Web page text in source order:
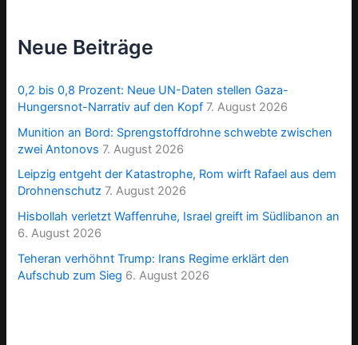
Neue Beiträge
0,2 bis 0,8 Prozent: Neue UN-Daten stellen Gaza-
Hungersnot-Narrativ auf den Kopf 7. August 2026
Munition an Bord: Sprengstoffdrohne schwebte zwischen
zwei Antonovs 7. August 2026
Leipzig entgeht der Katastrophe, Rom wirft Rafael aus dem
Drohnenschutz 7. August 2026
Hisbollah verletzt Waffenruhe, Israel greift im Südlibanon an
6. August 2026
Teheran verhöhnt Trump: Irans Regime erklärt den
Aufschub zum Sieg 6. August 2026